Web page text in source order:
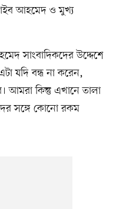
আহমেদ ও মুখ্য
সাংবাদিকদের উদ্দেশে
যদি বন্ধ না করেন,
আমরা কিন্তু এখানে তালা
সঙ্গে কোনো রকম